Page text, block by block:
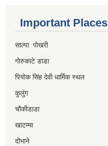
Important Places
साल्पा पोखरी
गोरुकाटे डाडा
पियोक सिंह देवी धार्मिक स्थल
कुलुंग
चौकीडाडा
खाटम्मा
दोभाने